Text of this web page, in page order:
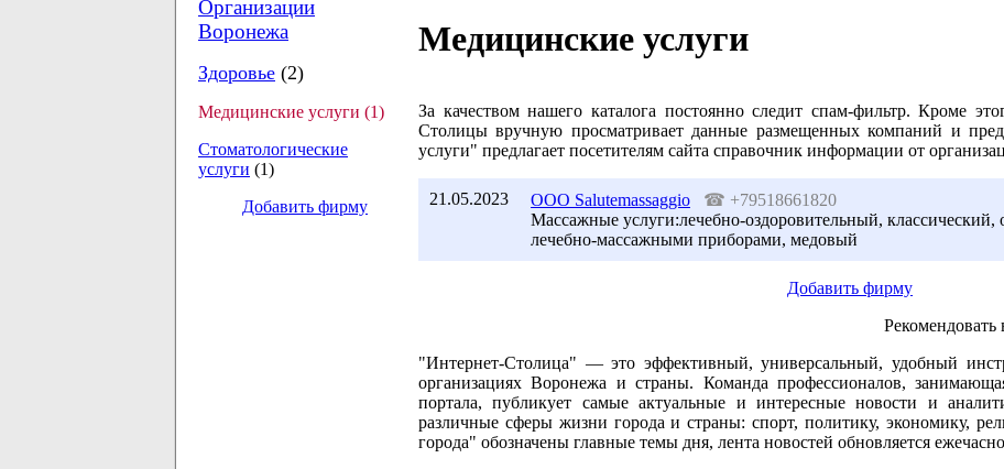
Организации
Воронежа
Здоровье (2)
Медицинские услуги (1)
Стоматологические
услуги (1)
Добавить фирму
Медицинские услуги
За качеством нашего каталога постоянно следит спам-фильтр. Кроме
Столицы вручную просматривает данные размещенных компаний и
услуги" предлагает посетителям сайта справочник информации от
21.05.2023 ООО Salutemassaggio ☎ +79518661820
Массажные услуги:лечебно-оздоровительный,
лечебно-массажными приборами, медовый
Добавить фирму
Рекомендовать
"Интернет-Столица" — это эффективный, универсальный, удобный
организациях Воронежа и страны. Команда профессионалов,
портала, публикует самые актуальные и интересные новости и
различные сферы жизни города и страны: спорт, политику, экономику,
города" обозначены главные темы дня, лента новостей обновляется